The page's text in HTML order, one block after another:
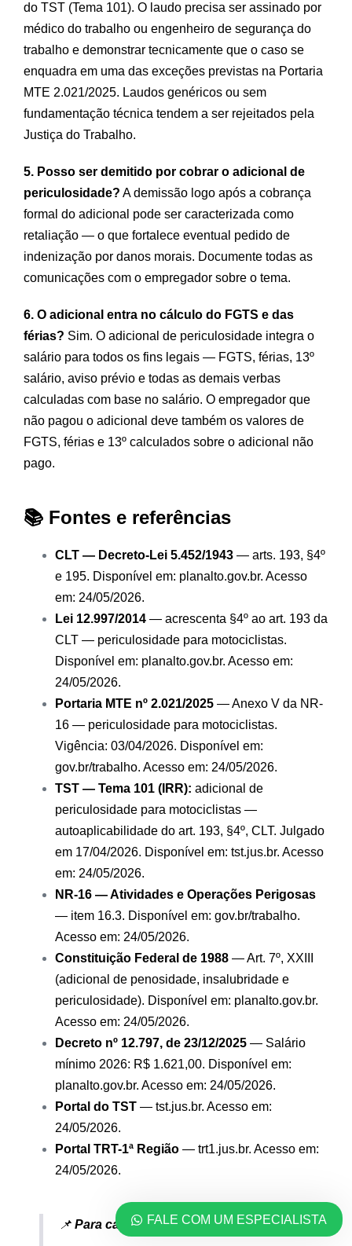
do TST (Tema 101). O laudo precisa ser assinado por
médico do trabalho ou engenheiro de segurança do
trabalho e demonstrar tecnicamente que o caso se
enquadra em uma das exceções previstas na Portaria
MTE 2.021/2025. Laudos genéricos ou sem
fundamentação técnica tendem a ser rejeitados pela
Justiça do Trabalho.
5. Posso ser demitido por cobrar o adicional de
periculosidade? A demissão logo após a cobrança
formal do adicional pode ser caracterizada como
retaliação — o que fortalece eventual pedido de
indenização por danos morais. Documente todas as
comunicações com o empregador sobre o tema.
6. O adicional entra no cálculo do FGTS e das
férias? Sim. O adicional de periculosidade integra o
salário para todos os fins legais — FGTS, férias, 13º
salário, aviso prévio e todas as demais verbas
calculadas com base no salário. O empregador que
não pagou o adicional deve também os valores de
FGTS, férias e 13º calculados sobre o adicional não
pago.
📚 Fontes e referências
CLT — Decreto-Lei 5.452/1943 — arts. 193, §4º
e 195. Disponível em: planalto.gov.br. Acesso
em: 24/05/2026.
Lei 12.997/2014 — acrescenta §4º ao art. 193 da
CLT — periculosidade para motociclistas.
Disponível em: planalto.gov.br. Acesso em:
24/05/2026.
Portaria MTE nº 2.021/2025 — Anexo V da NR-
16 — periculosidade para motociclistas.
Vigência: 03/04/2026. Disponível em:
gov.br/trabalho. Acesso em: 24/05/2026.
TST — Tema 101 (IRR): adicional de
periculosidade para motociclistas —
autoaplicabilidade do art. 193, §4º, CLT. Julgado
em 17/04/2026. Disponível em: tst.jus.br. Acesso
em: 24/05/2026.
NR-16 — Atividades e Operações Perigosas
— item 16.3. Disponível em: gov.br/trabalho.
Acesso em: 24/05/2026.
Constituição Federal de 1988 — Art. 7º, XXIII
(adicional de penosidade, insalubridade e
periculosidade). Disponível em: planalto.gov.br.
Acesso em: 24/05/2026.
Decreto nº 12.797, de 23/12/2025 — Salário
mínimo 2026: R$ 1.621,00. Disponível em:
planalto.gov.br. Acesso em: 24/05/2026.
Portal do TST — tst.jus.br. Acesso em:
24/05/2026.
Portal TRT-1ª Região — trt1.jus.br. Acesso em:
24/05/2026.
📌 Para casos complexosFALE COM UM ESPECIALISTA